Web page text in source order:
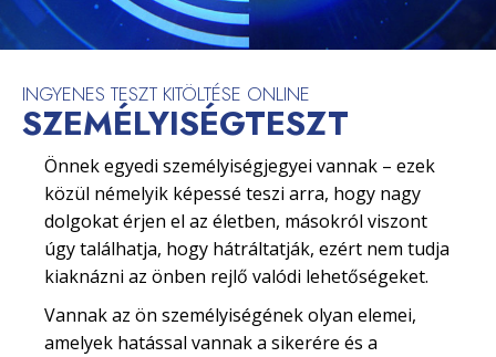
INGYENES TESZT KITÖLTÉSE ONLINE
SZEMÉLYISÉGTESZT
Önnek egyedi személyiségjegyei vannak – ezek
közül némelyik képessé teszi arra, hogy nagy
dolgokat érjen el az életben, másokról viszont
úgy találhatja, hogy hátráltatják, ezért nem tudja
kiaknázni az önben rejlő valódi lehetőségeket.
Vannak az ön személyiségének olyan elemei,
amelyek hatással vannak a sikerére és a